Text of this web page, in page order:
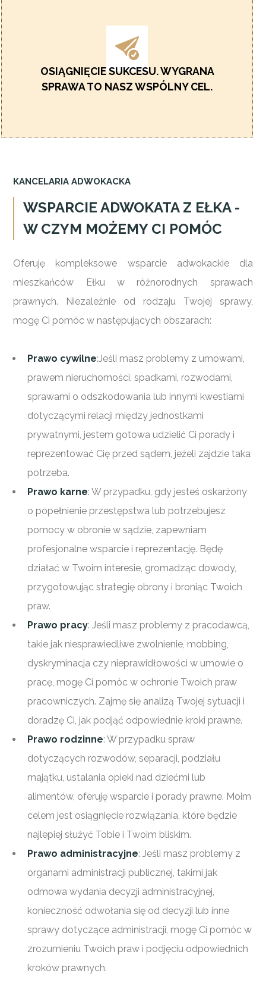
OSIĄGNIĘCIE SUKCESU. WYGRANA
SPRAWA TO NASZ WSPÓLNY CEL.
KANCELARIA ADWOKACKA
WSPARCIE ADWOKATA Z EŁKA -
W CZYM MOŻEMY CI POMÓC
Oferuję kompleksowe wsparcie adwokackie dla
mieszkańców Ełku w różnorodnych sprawach
prawnych. Niezależnie od rodzaju Twojej sprawy,
mogę Ci pomóc w następujących obszarach:
Prawo cywilne:Jeśli masz problemy z umowami,
prawem nieruchomości, spadkami, rozwodami,
sprawami o odszkodowania lub innymi kwestiami
dotyczącymi relacji między jednostkami
prywatnymi, jestem gotowa udzielić Ci porady i
reprezentować Cię przed sądem, jeżeli zajdzie taka
potrzeba.
Prawo karne: W przypadku, gdy jesteś oskarżony
o popełnienie przestępstwa lub potrzebujesz
pomocy w obronie w sądzie, zapewniam
profesjonalne wsparcie i reprezentację. Będę
działać w Twoim interesie, gromadząc dowody,
przygotowując strategię obrony i broniąc Twoich
praw.
Prawo pracy: Jeśli masz problemy z pracodawcą,
takie jak niesprawiedliwe zwolnienie, mobbing,
dyskryminacja czy nieprawidłowości w umowie o
pracę, mogę Ci pomóc w ochronie Twoich praw
pracowniczych. Zajmę się analizą Twojej sytuacji i
doradzę Ci, jak podjąć odpowiednie kroki prawne.
Prawo rodzinne: W przypadku spraw
dotyczących rozwodów, separacji, podziału
majątku, ustalania opieki nad dziećmi lub
alimentów, oferuję wsparcie i porady prawne. Moim
celem jest osiągnięcie rozwiązania, które będzie
najlepiej służyć Tobie i Twoim bliskim.
Prawo administracyjne: Jeśli masz problemy z
organami administracji publicznej, takimi jak
odmowa wydania decyzji administracyjnej,
konieczność odwołania się od decyzji lub inne
sprawy dotyczące administracji, mogę Ci pomóc w
zrozumieniu Twoich praw i podjęciu odpowiednich
kroków prawnych.